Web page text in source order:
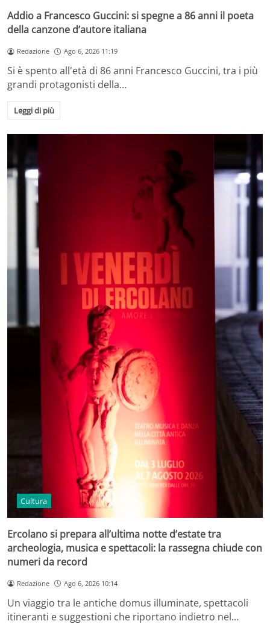
Addio a Francesco Guccini: si spegne a 86 anni il poeta
della canzone d’autore italiana
Redazione Ago 6, 2026 11:19
Si è spento all'età di 86 anni Francesco Guccini, tra i più
grandi protagonisti della…
Leggi di più
Cultura
Ercolano si prepara all’ultima notte d’estate tra
archeologia, musica e spettacoli: la rassegna chiude con
numeri da record
Redazione Ago 6, 2026 10:14
Un viaggio tra le antiche domus illuminate, spettacoli
itineranti e suggestioni che riportano indietro nel…